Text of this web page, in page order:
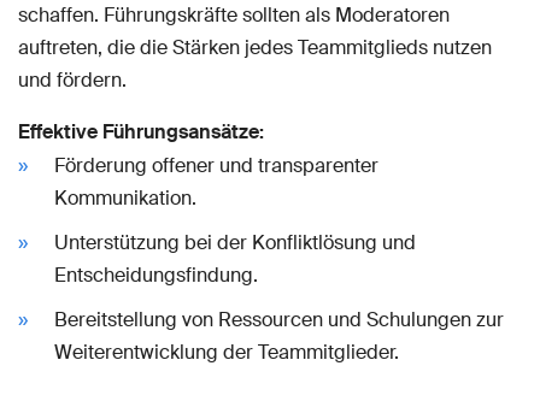
schaffen. Führungskräfte sollten als Moderatoren
auftreten, die die Stärken jedes Teammitglieds nutzen
und fördern.
Effektive Führungsansätze:
Förderung offener und transparenter
Kommunikation.
Unterstützung bei der Konfliktlösung und
Entscheidungsfindung.
Bereitstellung von Ressourcen und Schulungen zur
Weiterentwicklung der Teammitglieder.